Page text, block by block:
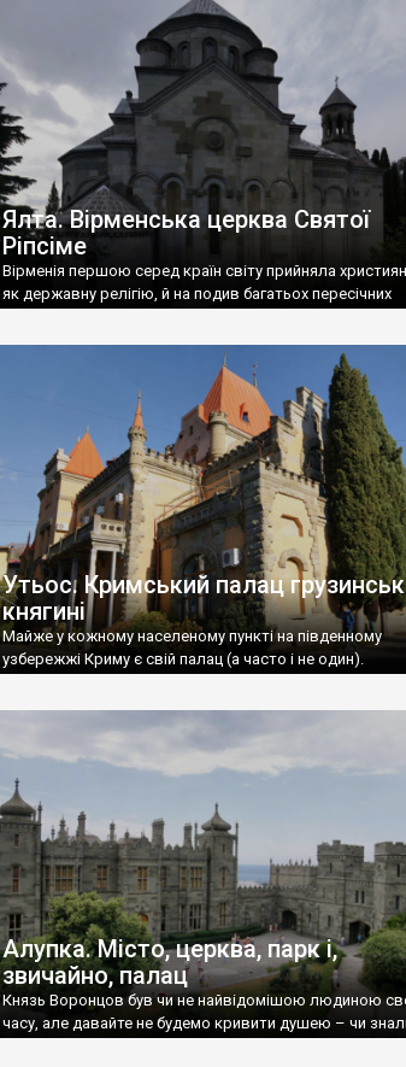
називаються «повстяками» (postaki)…” “Вино. Крим
виробляє відмінне вино і його вдосталь: воно все
легке біле і дуже […]
Ялта. Вірменська церква Святої
Ріпсіме
Вірменія першою серед країн світу прийняла
як державну релігію, й на подив багатьох пересічних
Утьос. Кримський палац
княгині
Майже у кожному населеному пункті на південному
узбережжі Криму є свій палац (а часто і не один).
Алупка. Місто, церква, парк і,
звичайно, палац
Князь Воронцов був чи не найвідомішою людиною
часу, але давайте не будемо кривити душею – чи